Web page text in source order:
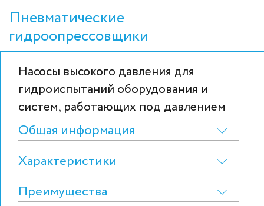
Пневматические
гидроопрессовщики
Насосы высокого давления для
гидроиспытаний оборудования и
систем, работающих под давлением
Общая информация
Характеристики
Преимущества